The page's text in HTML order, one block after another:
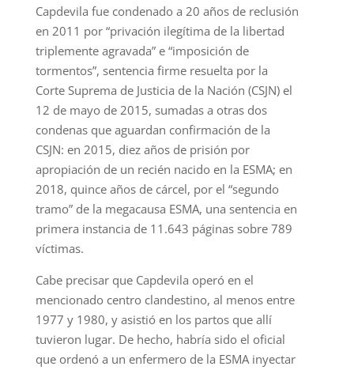
Capdevila fue condenado a 20 años de reclusión
en 2011 por “privación ilegítima de la libertad
triplemente agravada” e “imposición de
tormentos”, sentencia firme resuelta por la
Corte Suprema de Justicia de la Nación (CSJN) el
12 de mayo de 2015, sumadas a otras dos
condenas que aguardan confirmación de la
CSJN: en 2015, diez años de prisión por
apropiación de un recién nacido en la ESMA; en
2018, quince años de cárcel, por el “segundo
tramo” de la megacausa ESMA, una sentencia en
primera instancia de 11.643 páginas sobre 789
víctimas.
Cabe precisar que Capdevila operó en el
mencionado centro clandestino, al menos entre
1977 y 1980, y asistió en los partos que allí
tuvieron lugar. De hecho, habría sido el oficial
que ordenó a un enfermero de la ESMA inyectar